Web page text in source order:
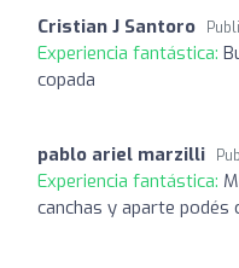
Cristian J Santoro
Experiencia fantástica:
copada
pablo ariel marzilli
Experiencia fantástica:
canchas y aparte